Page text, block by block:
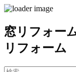
窓リフォー
リフォーム